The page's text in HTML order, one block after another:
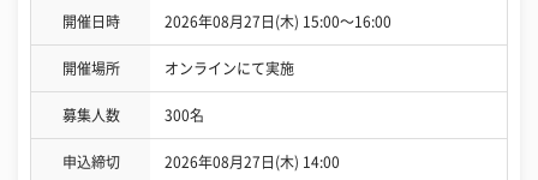
開催日時 2026年08月27日(木) 15:00〜16:00
開催場所 オンラインにて実施
募集人数 300名
申込締切 2026年08月27日(木) 14:00